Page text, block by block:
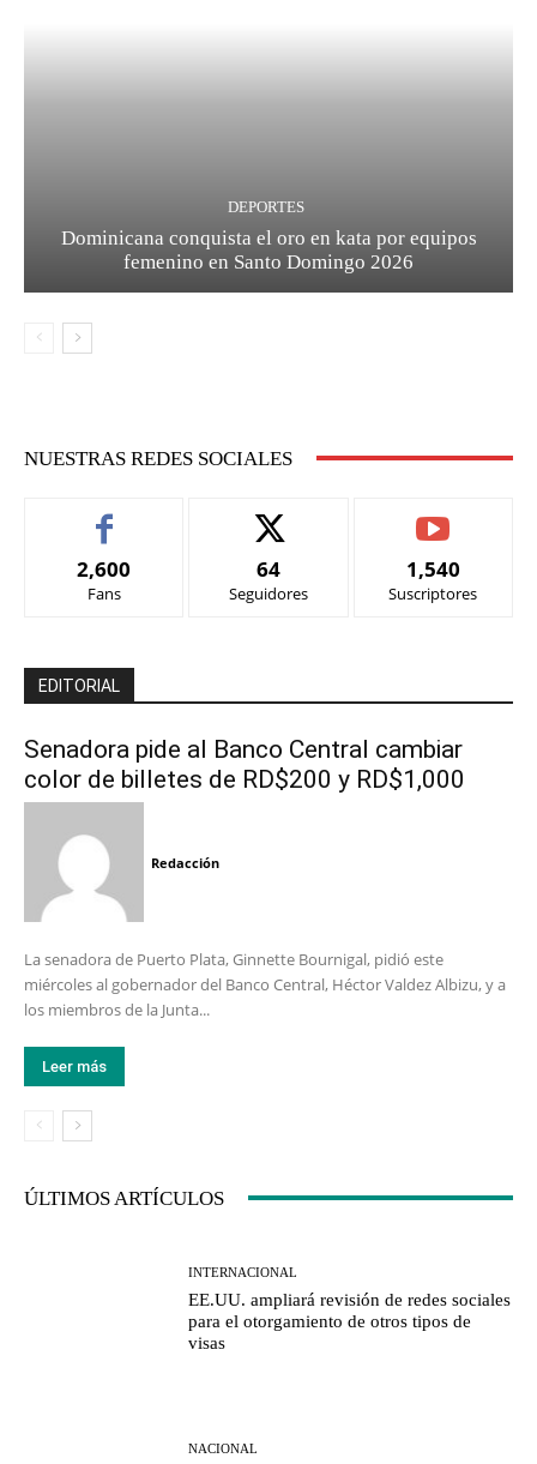
DEPORTES
Dominicana conquista el oro en kata por equipos
femenino en Santo Domingo 2026
NUESTRAS REDES SOCIALES
2,600
Fans
64
Seguidores
1,540
Suscriptores
EDITORIAL
Senadora pide al Banco Central cambiar
color de billetes de RD$200 y RD$1,000
Redacción
La senadora de Puerto Plata, Ginnette Bournigal, pidió este
miércoles al gobernador del Banco Central, Héctor Valdez Albizu, y a
los miembros de la Junta...
Leer más
ÚLTIMOS ARTÍCULOS
INTERNACIONAL
EE.UU. ampliará revisión de redes sociales
para el otorgamiento de otros tipos de
visas
NACIONAL